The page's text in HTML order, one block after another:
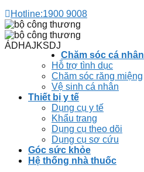
Hotline:1900 9008
ÁDHAJKSDJ
Chăm sóc cá nhân
Hỗ trợ tình dục
Chăm sóc răng miệng
Vệ sinh cá nhân
Thiết bị y tế
Dụng cụ y tế
Khẩu trang
Dụng cụ theo dõi
Dụng cụ sơ cứu
Góc sức khỏe
Hệ thống nhà thuốc